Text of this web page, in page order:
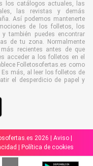
los catálogos actuales, las
las revistas y demás
Así podemos mantenerte
de los folletos, los
también puedes encontrar
de tu zona. Normalmente
recientes antes de que
acceder a los folletos en el
Folletosofertas.es como
más, al leer los folletos de
el desperdicio de papel y
2026 | Aviso|
Política de cookies